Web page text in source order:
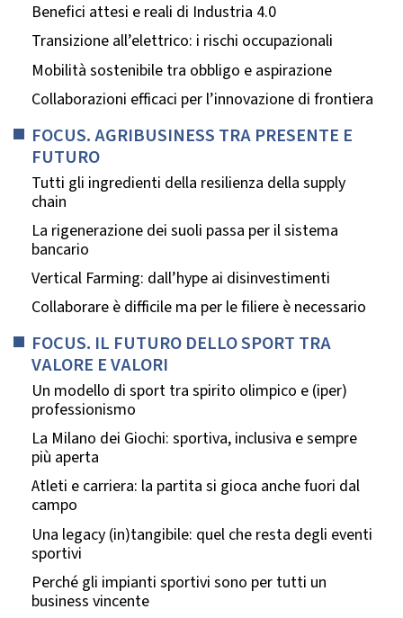
Benefici attesi e reali di Industria 4.0
Transizione all’elettrico: i rischi occupazionali
Mobilità sostenibile tra obbligo e aspirazione
Collaborazioni efficaci per l’innovazione di frontiera
FOCUS. AGRIBUSINESS TRA PRESENTE E
FUTURO
Tutti gli ingredienti della resilienza della supply
chain
La rigenerazione dei suoli passa per il sistema
bancario
Vertical Farming: dall’hype ai disinvestimenti
Collaborare è difficile ma per le filiere è necessario
FOCUS. IL FUTURO DELLO SPORT TRA
VALORE E VALORI
Un modello di sport tra spirito olimpico e (iper)
professionismo
La Milano dei Giochi: sportiva, inclusiva e sempre
più aperta
Atleti e carriera: la partita si gioca anche fuori dal
campo
Una legacy (in)tangibile: quel che resta degli eventi
sportivi
Perché gli impianti sportivi sono per tutti un
business vincente